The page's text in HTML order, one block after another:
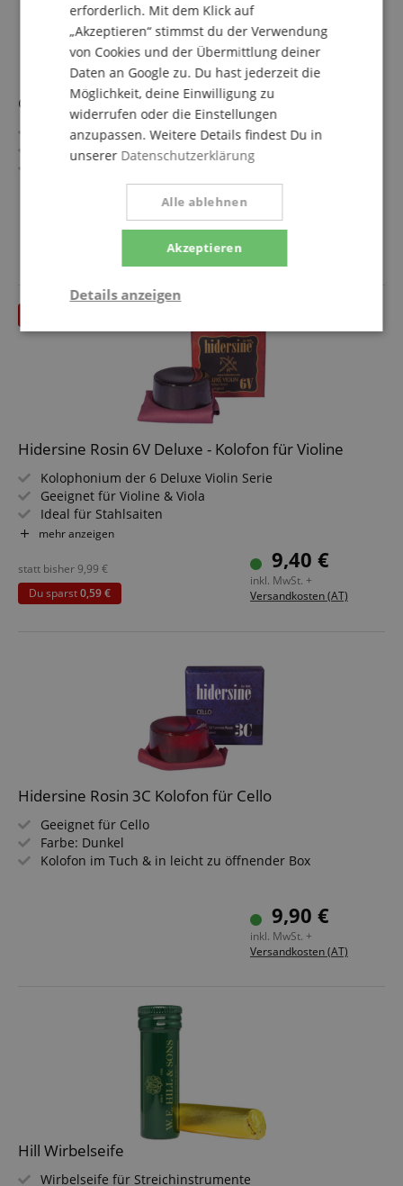
Conrad Götz ZW 96 Peg Wirbelseife
Original GÖTZ Wirbelseife für Streichinstrumente
Für Violine, Viola, Cello
Für eine optimale Schmierung, optimales Einstellen der
Für eine lange Haltbarkeit der Wirbel
Bewährte Formel seit über 100 Jahren9,40 €
inkl. MwSt. +
Hidersine Rosin 6V Deluxe - Kolofon für Violine
Kolophonium der 6 Deluxe Violin Serie
Geeignet für Violine & Viola
Ideal für Stahlsaiten
Farbe: Dunkel
Kolofon im Tuch & in leicht zu öffnender Box
mehr anzeigen
9,40 €
inkl. MwSt. +
Versandkosten (AT)
statt bisher9,99 €
Du sparst0,59 €
Hidersine Rosin 3C Kolofon für Cello
Geeignet für Cello
Farbe: Dunkel
Kolofon im Tuch & in leicht zu öffnender Box
9,90 €
inkl. MwSt. +
Versandkosten (AT)
Hill Wirbelseife
Wirbelseife für Streichinstrumente
erforderlich. Mit dem Klick auf
„Akzeptieren“ stimmst du der Verwendung
von Cookies und der Übermittlung deiner
Daten an Google zu. Du hast jederzeit die
Möglichkeit, deine Einwilligung zu
widerrufen oder die Einstellungen
anzupassen. Weitere Details findest Du in
unserer Datenschutzerklärung
Akzeptieren
Alle ablehnen
Details anzeigen
Statistik Marketing Funktional
Statistik Marketing Funktional
Statistik-Cookies werden verwendet, um zu sehen,
wie Besucher die Website nutzen, z.B. Analyse-
Cookies. Diese Cookies können nicht verwendet
werden, um einen bestimmten Besucher direkt zu
Laufzeit
www.kirstein.at
1
Stunde
59
Minuten
last time,
etc.).
Google-